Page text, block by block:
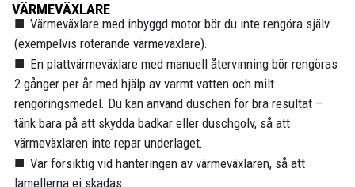
VÄRMEVÄXLARE
Värmeväxlare med inbyggd motor bör du inte rengöra själv
(exempelvis roterande värmeväxlare).
En plattvärmeväxlare med manuell återvinning bör rengöras
2 gånger per år med hjälp av varmt vatten och milt
rengöringsmedel. Du kan använd duschen för bra resultat –
tänk bara på att skydda badkar eller duschgolv, så att
värmeväxlaren inte repar underlaget.
Var försiktig vid hanteringen av värmeväxlaren, så att
lamellerna ej skadas.